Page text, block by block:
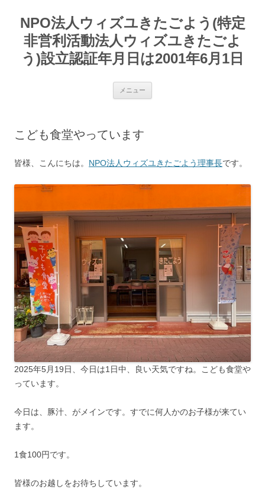
テ
ンNPO法人ウィズユきたごよう(特定
非営利活動法人ウィズユきたごよ
う)設立認証年月日は2001年6月1日
メニュー
こども食堂やっています
皆様、こんにちは。 NPO法人ウィズユきたごよう理事長です。
2025年5月19日、今日は1日中、良い天気ですね。こども食堂や
っています。
今日は、豚汁、がメインです。すでに何人かのお子様が来てい
ます。
1食100円です。
皆様のお越しをお待ちしています。